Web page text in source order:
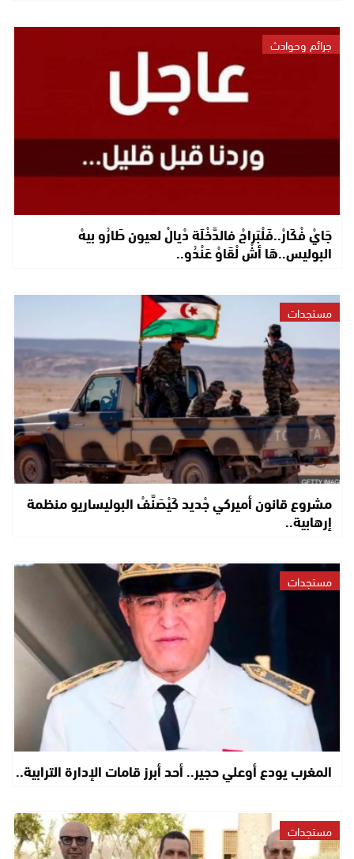
جرائم وحوادث
جَايْ فْكَارْ..فَلْبَراجْ فالدَّخْلَة دْيالْ لعيون طَارُو بيهْ
البوليس..هَا أشْ لْقَاوْ عَنْدُو..
مستجدات
مشروع قانون أميركي جْديد كَيْصَنَّفْ البوليساريو منظمة
إرهابية..
مستجدات
المغرب يودع أوعلي حجير.. أحد أبرز قامات الإدارة الترابية..
مستجدات